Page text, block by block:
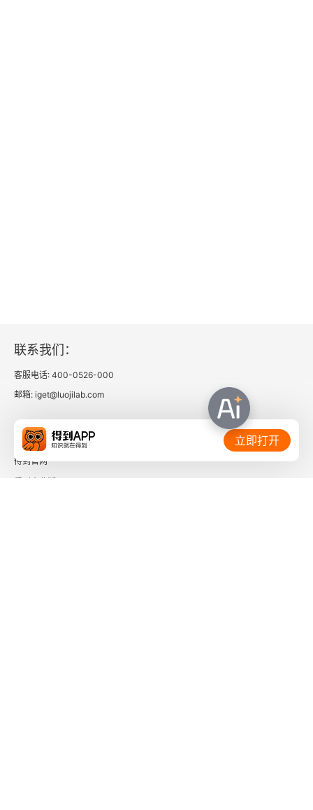
联系我们：
客服电话: 400-0526-000
邮箱: iget@luojilab.com
相关链接：
得到官网
立即打开